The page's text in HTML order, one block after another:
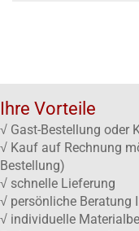
Ihre Vorteile
√ Gast-Bestellung oder
√ Kauf auf Rechnung
Bestellung)
√ schnelle Lieferung
√ persönliche Beratung
√ individuelle